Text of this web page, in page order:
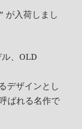
が入荷しまし
、OLD
デザインとし
ばれる名作で